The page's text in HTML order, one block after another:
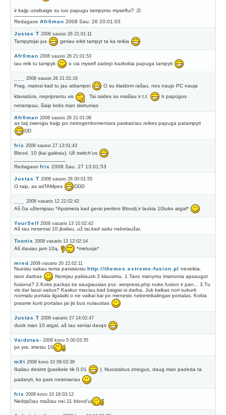
ir kaijp uzsibaige su tuo papugu tampymu myselfui? ;D
----------------------------------
Redagavo Afr0man 2008 Sau. 26 20:01:03
Justas T 2008 sausio 26 21:01:11
Tampytojai jus geriau eikit tampyt ta ka reikia
Afr0man 2008 sausio 26 21:01:53
tau reik tu tampyk o cia myself zadejo kazkokia papuga tampyti
2008 sausio 26 21:01:16
Frag, matosi kad tu jau atitampei
O su klaidom rašau, nes naujo PC nauja
klaviatūra, nepriprantu vis
Tai raides su maišau ir t.t.
Ir papūgos
netampau, šiaip koks man skirtumas
Afr0man 2008 sausio 26 21:01:08
as taij zwengiu kaijp po netrogenkomentara paskaiciau reikes papuga patampyti
DD
frix 2008 sausio 27 13:01:43
Blood. 10 (kai galėsiu). Už switch'us
----------------------------------
Redagavo frix 2008 Sau. 27 13:01:53
Justas T 2008 sausio 28 00:01:55
O taip, as atiTAMpes DDD
2008 vasario 12 22:02:42
Aš čia užtempiau *Apsimeta kad gerai įvertino Bloodį ir laukia 10tuko atgal*
YourSelf 2008 vasario 13 10:02:42
Aš tau neseniai 10 įkaliau, už tai,kad saitu nebelaužai.
Toonis 2008 vasario 13 12:02:14
Aš daviau jam 10ą. *meluoja*
mred 2008 vasario 20 22:02:11
Nueisiu sakau tema parsisiusiu http://themes.extreme-fusion.pl neveikia.
tavo darbas
Norejau paklausti 3 klausimu. 1.Tavo manymu imanoma apsaugot
fusiona? 2.Koks packas ira saugiausias pvz. worpress,php nuke,fusion ir pan... 3.Tu
vis dar lauzi saitus? Kaskur maciau,kad baigiai si darba. Juk kaikas nori sukurti
normalu portala ilgalaiki o ne vaikai kai po menesio nebereikalingas portalas. Kokia
prasme kurti portalas jai jis bus nulaustas
Justas T 2008 vasario 27 14:02:47
duok man 10 atgal, aš tau seniai davęs
Vaidotas- 2008 kovo 5 00:03:35
px yra. imesiu 10
mXt 2008 kovo 10 09:03:39
Ikaliau desimt (pasikele tik 0.01
). Nuostabus zmogus, daug man padeda ta
padaryti, ko pats neismanau
frix 2008 kovo 10 18:03:12
Nedrįsčiau mažiau nei 11 blood'ui